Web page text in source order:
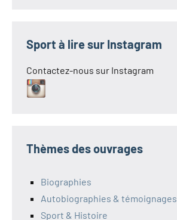
Sport à lire sur Instagram
Contactez-nous sur Instagram
Thèmes des ouvrages
Biographies
Autobiographies & témoignages
Sport & Histoire